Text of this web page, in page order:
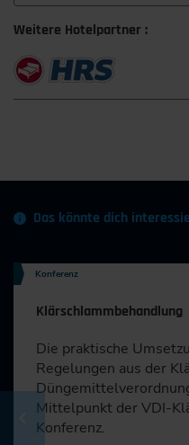
Weitere Hotelpartner :
Das könnte dich
Konferenz
Klärschlammbehandlung
Die praktische
Regelungen aus der
Mittelpunkt der VDI-
Konferenz.